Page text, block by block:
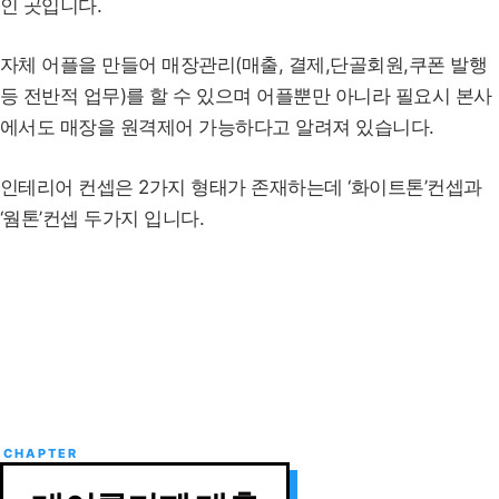
인 곳입니다.
자체 어플을 만들어 매장관리(매출, 결제,단골회원,쿠폰 발행
등 전반적 업무)를 할 수 있으며 어플뿐만 아니라 필요시 본사
에서도 매장을 원격제어 가능하다고 알려져 있습니다.
인테리어 컨셉은 2가지 형태가 존재하는데 ‘화이트톤’컨셉과
‘웜톤’컨셉 두가지 입니다.